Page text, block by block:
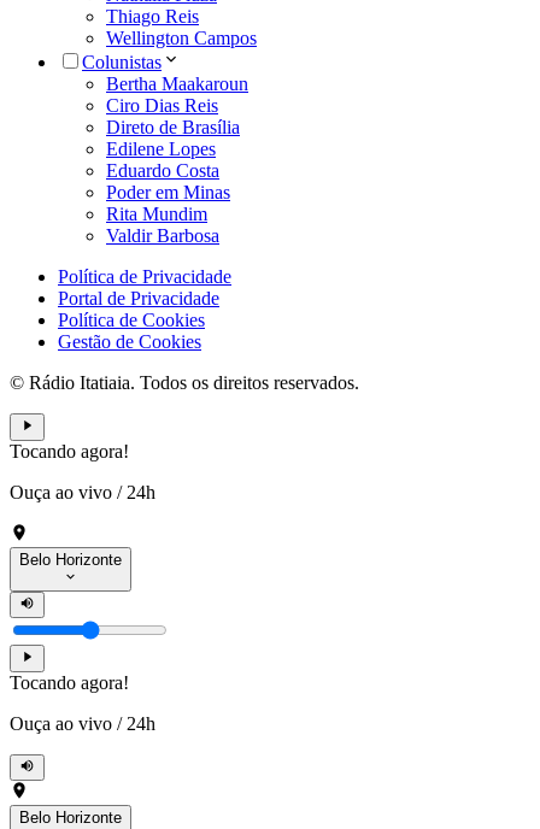
Thiago Reis
Wellington Campos
Colunistas
Bertha Maakaroun
Ciro Dias Reis
Direto de Brasília
Edilene Lopes
Eduardo Costa
Poder em Minas
Rita Mundim
Valdir Barbosa
Política de Privacidade
Portal de Privacidade
Política de Cookies
Gestão de Cookies
© Rádio Itatiaia. Todos os direitos reservados.
Tocando agora!
Ouça ao vivo / 24h
Belo Horizonte
Tocando agora!
Ouça ao vivo / 24h
Belo Horizonte